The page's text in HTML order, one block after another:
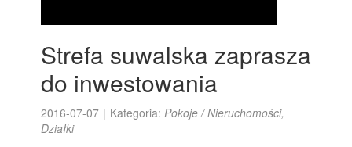
Strefa suwalska zaprasza
do inwestowania
2016-07-07 | Kategoria:Pokoje / Nieruchomości,
Działki